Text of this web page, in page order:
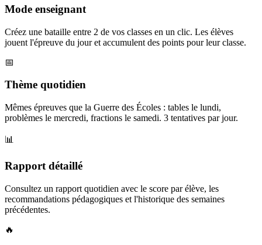
Mode enseignant
Créez une bataille entre 2 de vos classes en un clic. Les élèves
jouent l'épreuve du jour et accumulent des points pour leur classe.
📅
Thème quotidien
Mêmes épreuves que la Guerre des Écoles : tables le lundi,
problèmes le mercredi, fractions le samedi. 3 tentatives par jour.
📊
Rapport détaillé
Consultez un rapport quotidien avec le score par élève, les
recommandations pédagogiques et l'historique des semaines
précédentes.
🔥